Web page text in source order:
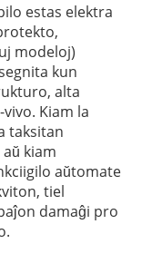
estas elektra
modeloj)
kun
alta
Kiam la
taksitan
kiam
aŭtomate
tiel
damaĝi pro